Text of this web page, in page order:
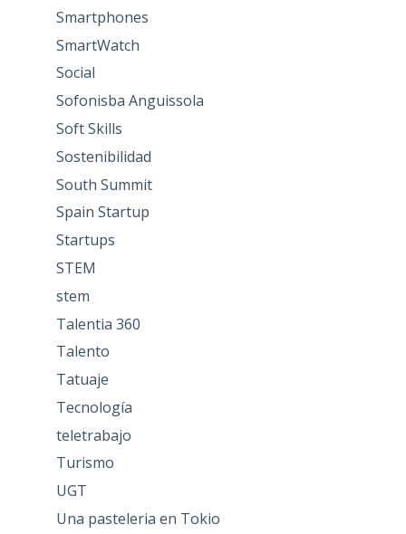
Smartphones
SmartWatch
Social
Sofonisba Anguissola
Soft Skills
Sostenibilidad
South Summit
Spain Startup
Startups
STEM
stem
Talentia 360
Talento
Tatuaje
Tecnología
teletrabajo
Turismo
UGT
Una pasteleria en Tokio